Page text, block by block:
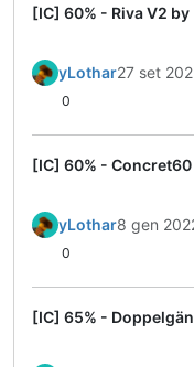
[IC] 60% - Riva V2 by
yLothar27 set
0
[IC] 60% - Concret60
yLothar8 gen
0
[IC] 65% -